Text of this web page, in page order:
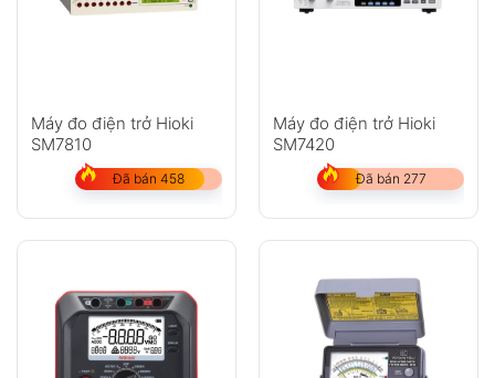
Máy đo điện trở Hioki
SM7810
Đã bán 458
Máy đo điện trở Hioki
SM7420
Đã bán 277